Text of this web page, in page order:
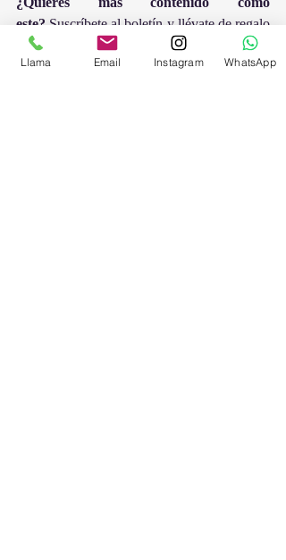
este? Suscríbete al boletín y llévate de regalo
la guía
"10 pasos para cuidar tu energía".
Llama Email Instagram WhatsApp